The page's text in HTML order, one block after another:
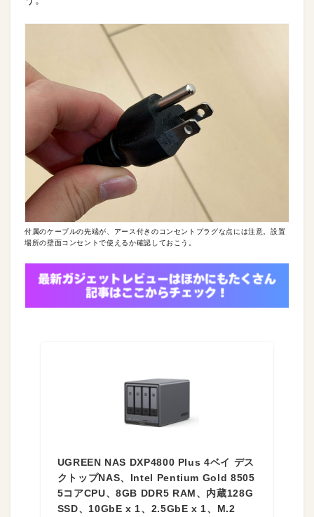
付属のケーブルの先端が、アース付きのコンセントプラグな点には注意。設置
場所の壁面コンセントで使えるか確認しておこう。
UGREEN NAS DXP4800 Plus 4ベイ デス
クトップNAS、Intel Pentium Gold 8505
5コアCPU、8GB DDR5 RAM、内蔵128G
SSD、10GbE x 1、2.5GbE x 1、M.2